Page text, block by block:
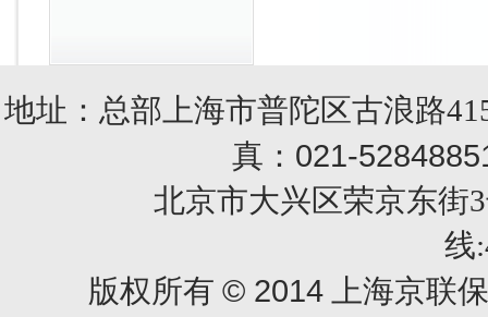
地址：总部上海市普陀区古浪路
真： 021-
北京市大兴区荣京东街3
线
版权所有 © 2014上海京联